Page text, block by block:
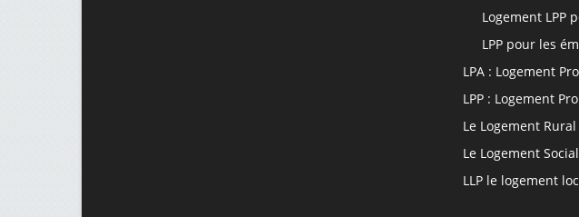
Logement LPP
LPP pour les
LPA : Logement
LPP : Logement
Le Logement
Le Logement
LLP le logement